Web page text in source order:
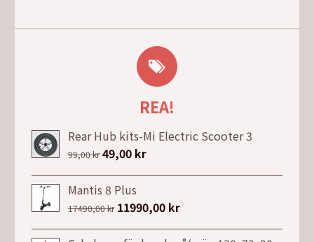
REA!
Rear Hub kits-Mi Electric Scooter 3
99,00kr Det
ursprungliga
priset
var:
49,00 krDet
nuvarande
är:
Mantis 8 Plus
17490,00kr Det
ursprungliga
11990,00 krDet
nuvarande